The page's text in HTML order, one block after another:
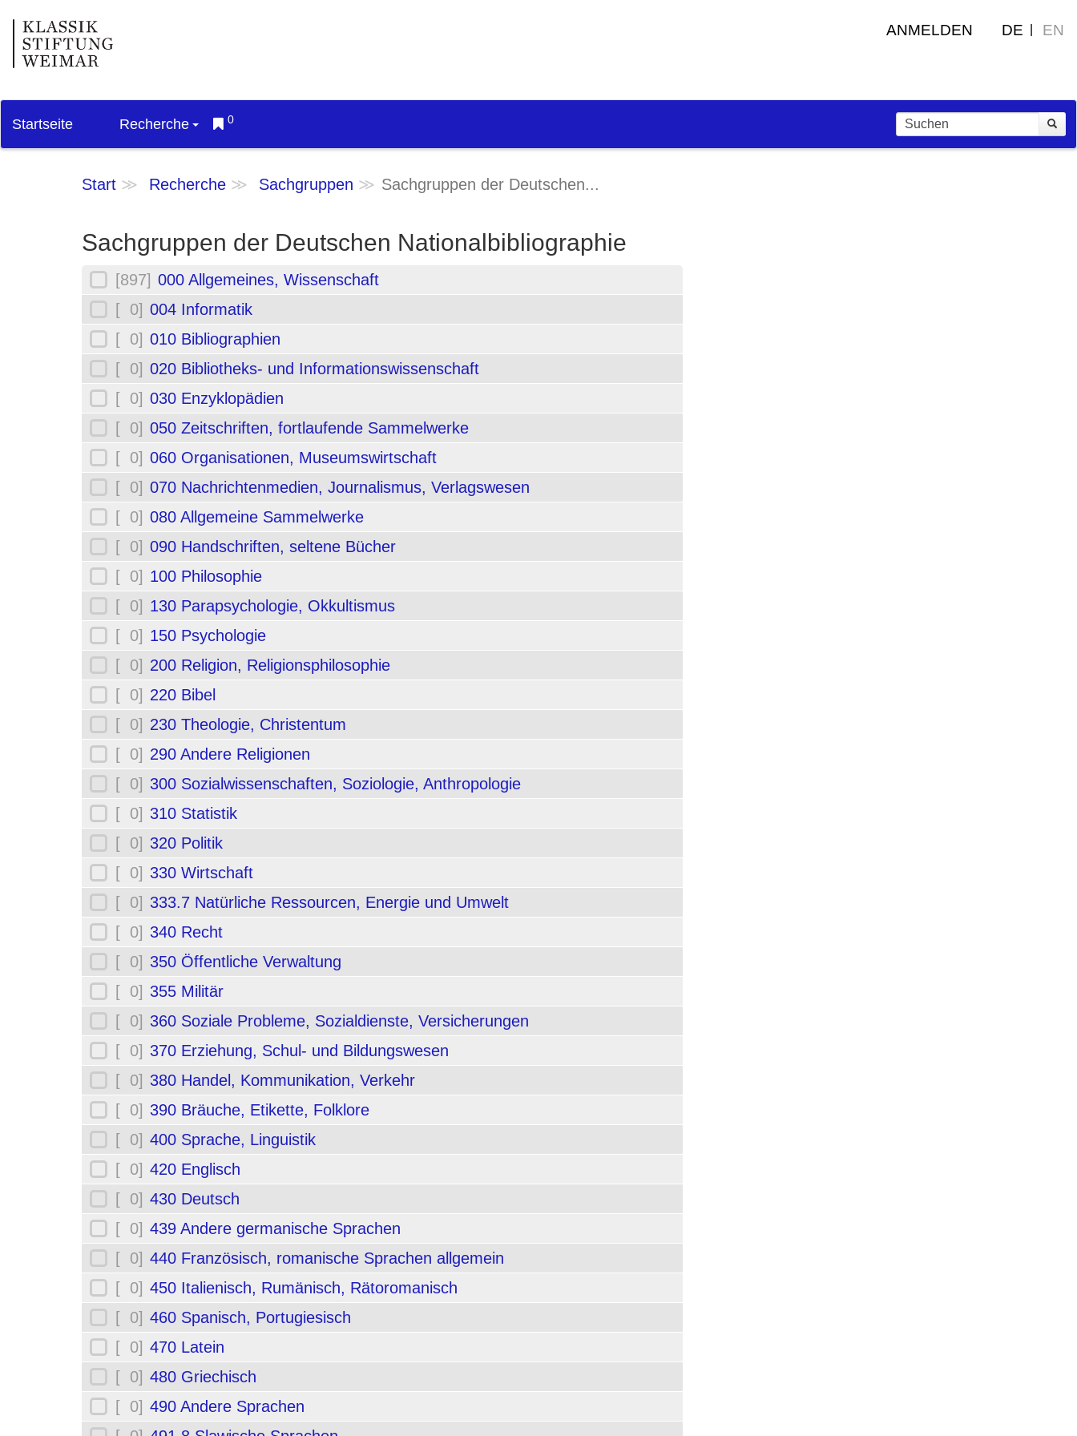
ANMELDEN DE EN
Startseite Recherche 0
Start Recherche Sachgruppen Sachgruppen der Deutschen...
Sachgruppen der Deutschen Nationalbibliographie
[897] 000 Allgemeines, Wissenschaft
[ 0] 004 Informatik
[ 0] 010 Bibliographien
[ 0] 020 Bibliotheks- und Informationswissenschaft
[ 0] 030 Enzyklopädien
[ 0] 050 Zeitschriften, fortlaufende Sammelwerke
[ 0] 060 Organisationen, Museumswirtschaft
[ 0] 070 Nachrichtenmedien, Journalismus, Verlagswesen
[ 0] 080 Allgemeine Sammelwerke
[ 0] 090 Handschriften, seltene Bücher
[ 0] 100 Philosophie
[ 0] 130 Parapsychologie, Okkultismus
[ 0] 150 Psychologie
[ 0] 200 Religion, Religionsphilosophie
[ 0] 220 Bibel
[ 0] 230 Theologie, Christentum
[ 0] 290 Andere Religionen
[ 0] 300 Sozialwissenschaften, Soziologie, Anthropologie
[ 0] 310 Statistik
[ 0] 320 Politik
[ 0] 330 Wirtschaft
[ 0] 333.7 Natürliche Ressourcen, Energie und Umwelt
[ 0] 340 Recht
[ 0] 350 Öffentliche Verwaltung
[ 0] 355 Militär
[ 0] 360 Soziale Probleme, Sozialdienste, Versicherungen
[ 0] 370 Erziehung, Schul- und Bildungswesen
[ 0] 380 Handel, Kommunikation, Verkehr
[ 0] 390 Bräuche, Etikette, Folklore
[ 0] 400 Sprache, Linguistik
[ 0] 420 Englisch
[ 0] 430 Deutsch
[ 0] 439 Andere germanische Sprachen
[ 0] 440 Französisch, romanische Sprachen allgemein
[ 0] 450 Italienisch, Rumänisch, Rätoromanisch
[ 0] 460 Spanisch, Portugiesisch
[ 0] 470 Latein
[ 0] 480 Griechisch
[ 0] 490 Andere Sprachen